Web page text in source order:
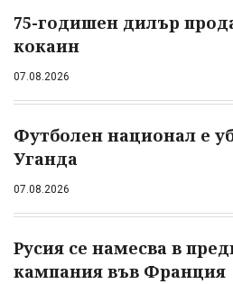
75-годишен дилър
кокаин
07.08.2026
Футболен национал е
Уганда
07.08.2026
Русия се намесва в
кампания във Франция